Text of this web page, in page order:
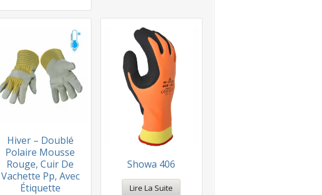
Hiver – Doublé
Polaire Mousse
Rouge, Cuir De
Vachette Pp, Avec
Étiquette
Showa 406
Lire La Suite